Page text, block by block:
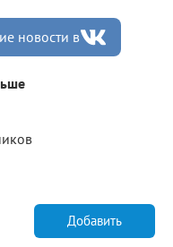
новости в
Добавить